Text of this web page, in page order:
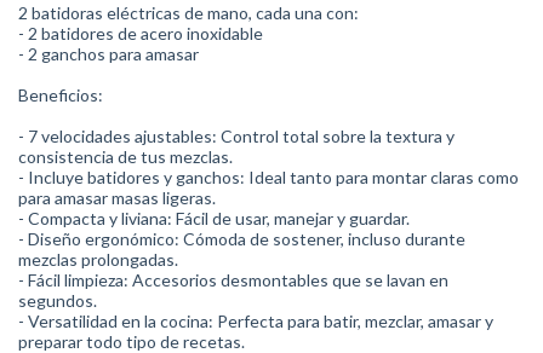
2 batidoras eléctricas de mano, cada una con:
- 2 batidores de acero inoxidable
- 2 ganchos para amasar
Beneficios:
- 7 velocidades ajustables: Control total sobre la textura y
consistencia de tus mezclas.
- Incluye batidores y ganchos: Ideal tanto para montar claras como
para amasar masas ligeras.
- Compacta y liviana: Fácil de usar, manejar y guardar.
- Diseño ergonómico: Cómoda de sostener, incluso durante
mezclas prolongadas.
- Fácil limpieza: Accesorios desmontables que se lavan en
segundos.
- Versatilidad en la cocina: Perfecta para batir, mezclar, amasar y
preparar todo tipo de recetas.